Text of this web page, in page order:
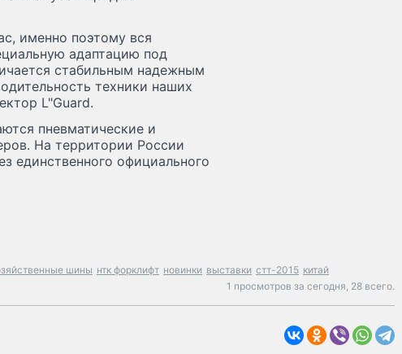
именно поэтому вся
адаптацию под
стабильным надежным
техники наших
L"Guard.
пневматические и
На территории России
единственного официального
шины нтк форклифт новинки выставки стт-2015 китай
1 просмотров за сегодня, 28 всего.